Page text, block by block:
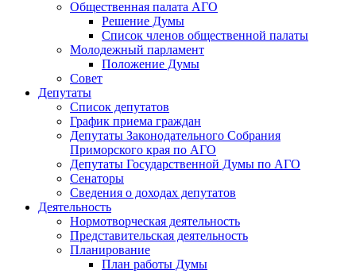
Общественная палата АГО
Решение Думы
Список членов общественной палаты
Молодежный парламент
Положение Думы
Совет
Депутаты
Список депутатов
График приема граждан
Депутаты Законодательного Собрания
Приморского края по АГО
Депутаты Государственной Думы по АГО
Сенаторы
Сведения о доходах депутатов
Деятельность
Нормотворческая деятельность
Представительская деятельность
Планирование
План работы Думы